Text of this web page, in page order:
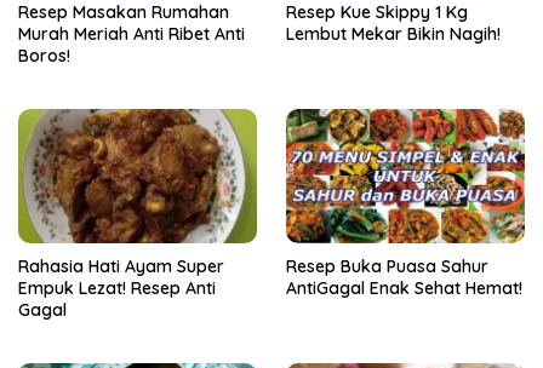
Resep Masakan Rumahan
Murah Meriah Anti Ribet Anti
Boros!
Resep Kue Skippy 1 Kg
Lembut Mekar Bikin Nagih!
Rahasia Hati Ayam Super
Empuk Lezat! Resep Anti
Gagal
Resep Buka Puasa Sahur
AntiGagal Enak Sehat Hemat!